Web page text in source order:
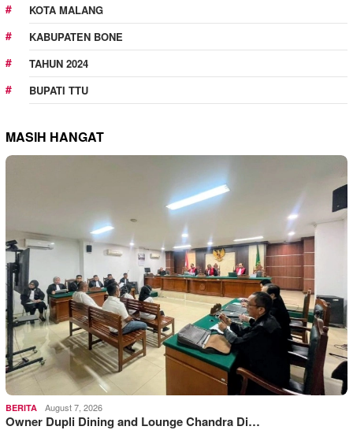
KOTA MALANG
KABUPATEN BONE
TAHUN 2024
BUPATI TTU
MASIH HANGAT
BERITA August 7, 2026
Owner Dupli Dining and Lounge Chandra Di…